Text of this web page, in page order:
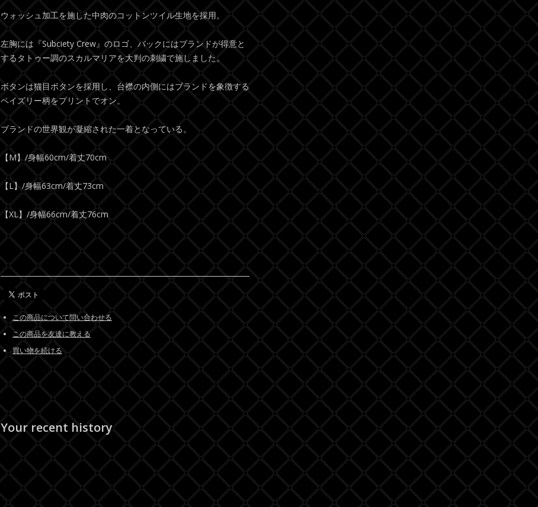
ウォッシュ加工を施した中肉のコットンツイル生地を採用。
左胸には『Subciety Crew』のロゴ、バックにはブランドが得意と
するタトゥー調のスカルマリアを大判の刺繍で施しました。
ボタンは猫目ボタンを採用し、台襟の内側にはブランドを象徴する
ペイズリー柄をプリントでオン。
ブランドの世界観が凝縮された一着となっている。
【M】/身幅60cm/着丈70cm
【L】/身幅63cm/着丈73cm
【XL】/身幅66cm/着丈76cm
この商品について問い合わせる
この商品を友達に教える
買い物を続ける
Your recent history